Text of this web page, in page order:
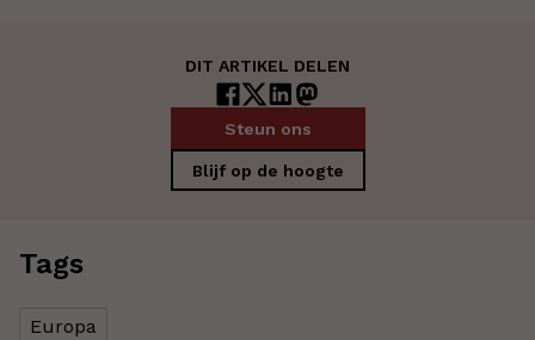
DIT ARTIKEL DELEN
Steun ons
Blijf op de hoogte
Tags
Europa